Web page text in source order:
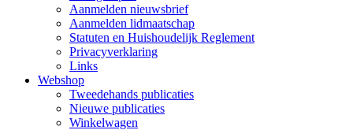
Aanmelden nieuwsbrief
Aanmelden lidmaatschap
Statuten en Huishoudelijk Reglement
Privacyverklaring
Links
Webshop
Tweedehands publicaties
Nieuwe publicaties
Winkelwagen